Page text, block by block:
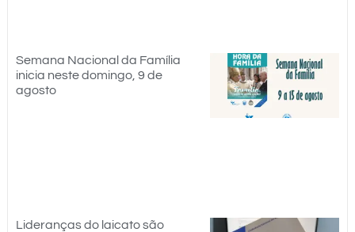
Semana Nacional da Família
inicia neste domingo, 9 de
agosto
Lideranças do laicato são